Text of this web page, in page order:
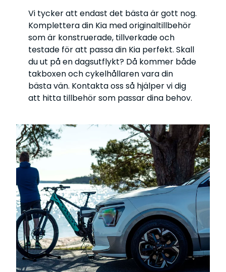
Vi tycker att endast det bästa är gott nog.
Komplettera din Kia med originaltillbehör
som är konstruerade, tillverkade och
testade för att passa din Kia perfekt. Skall
du ut på en dagsutflykt? Då kommer både
takboxen och cykelhållaren vara din
bästa vän. Kontakta oss så hjälper vi dig
att hitta tillbehör som passar dina behov.